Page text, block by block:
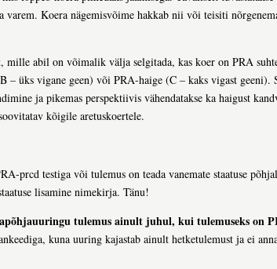
varem. Koera nägemisvõime hakkab nii või teisiti
mille abil on võimalik välja selgitada, kas koer on PRA
– üks vigane geen) või PRA-haige (C – kaks vigast geeni).
ja pikemas perspektiivis vähendatakse ka haigust
kõigile aretuskoertele.
prcd testiga või tulemus on teada vanemate staatuse
lisamine nimekirja. Tänu!
tulemus ainult juhul, kui tulemuseks on
kuna uuring kajastab ainult hetketulemust ja ei